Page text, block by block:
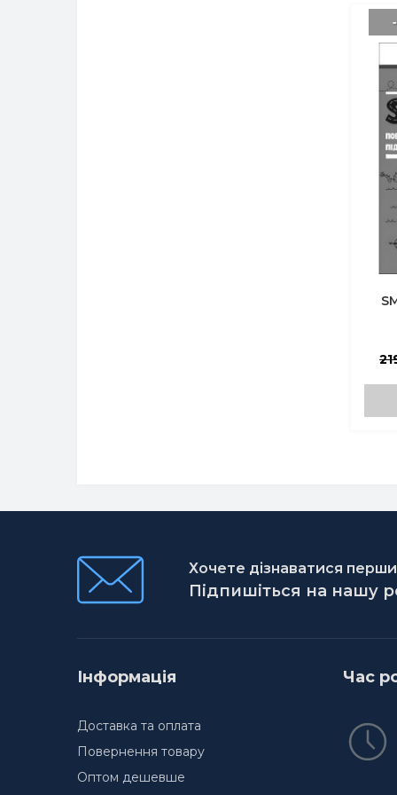
Хочете дізнаватися
Підпишіться на нашу
Інформація
Доставка та оплата
Повернення товару
Оптом дешевше
Час